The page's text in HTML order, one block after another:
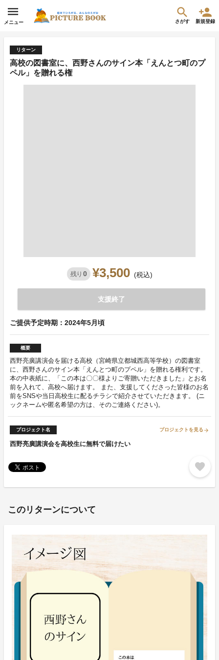
メニュー さがす 新規登録
リターン
高校の図書室に、西野さんのサイン本「えんとつ町のプ
ペル」を贈れる権
残り 0 ¥3,500 (税込)
支援終了
ご提供予定時期：2024年5月頃
概要
西野亮廣講演会を届ける高校（宮崎県立都城西高等学校）の図書室
に、西野さんのサイン本「えんとつ町のプペル」を贈れる権利です。
本の中表紙に、「この本は〇〇様よりご寄贈いただきました」とお名
前を入れて、高校へ届けます。 また、支援してくださった皆様のお名
前をSNSや当日高校生に配るチラシで紹介させていただきます。 (ニ
ックネームや匿名希望の方は、そのご連絡ください)。
プロジェクト名 プロジェクトを見る arrow_forward
西野亮廣講演会を高校生に無料で届けたい
favorite
このリターンについて